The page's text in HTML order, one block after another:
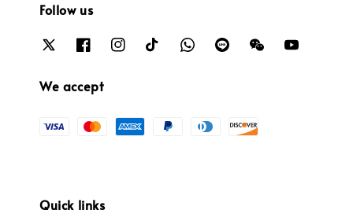
Follow us
We accept
Quick links